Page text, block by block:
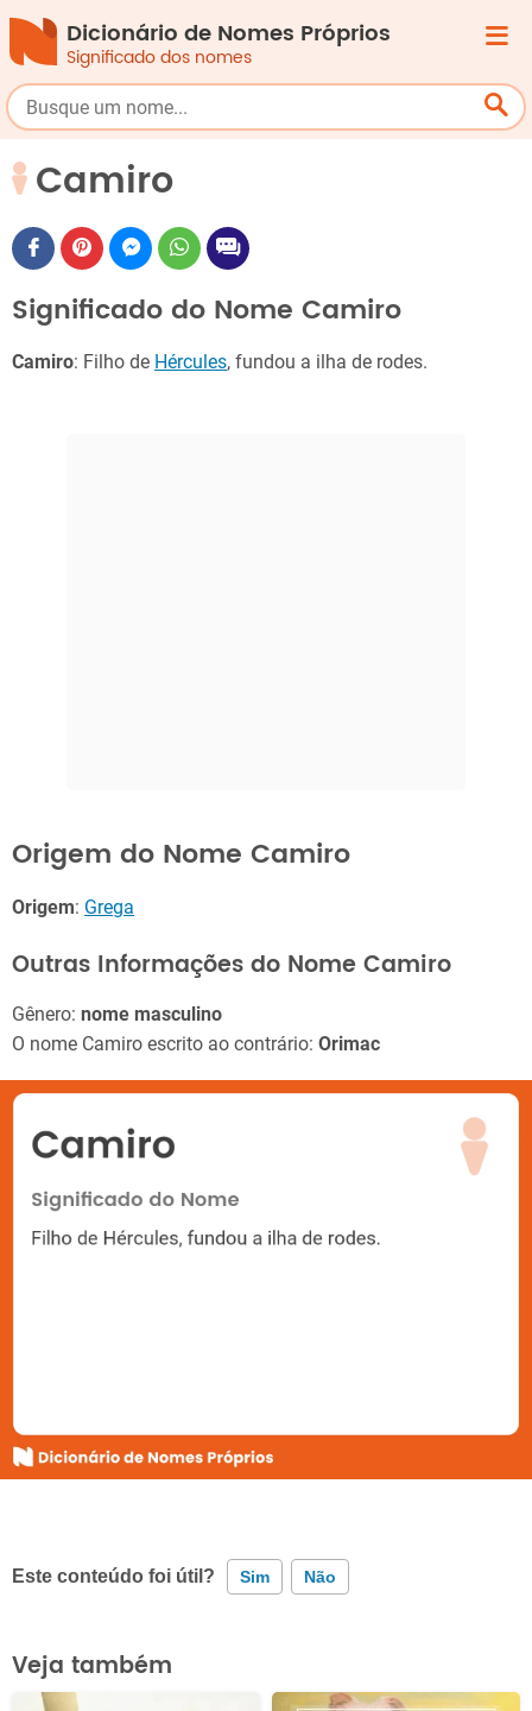
Dicionário de Nomes Próprios
Significado dos nomes
Camiro
Significado do Nome Camiro
Camiro: Filho de Hércules, fundou a ilha de rodes.
Origem do Nome Camiro
Origem: Grega
Outras Informações do Nome Camiro
Gênero: nome masculino
O nome Camiro escrito ao contrário: Orimac
Este conteúdo foi útil? Sim Não
Este conteúdo contém informação incorreta
Este conteúdo não tem a informação que procuro
Veja também